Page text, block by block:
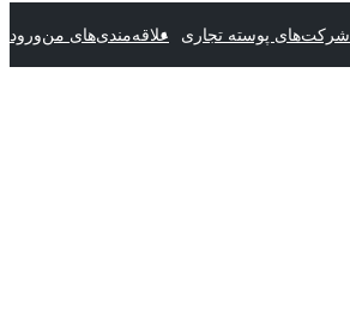
شرکت‌های پوسته تجاری علاقه‌مندی‌های منورود